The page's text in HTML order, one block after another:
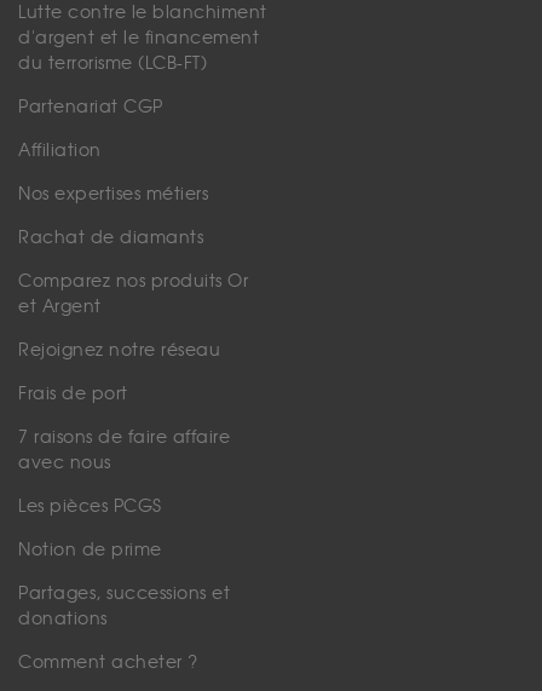
Lutte contre le blanchiment
d'argent et le financement
du terrorisme (LCB-FT)
Partenariat CGP
Affiliation
Nos expertises métiers
Rachat de diamants
Comparez nos produits Or
et Argent
Rejoignez notre réseau
Frais de port
7 raisons de faire affaire
avec nous
Les pièces PCGS
Notion de prime
Partages, successions et
donations
Comment acheter ?